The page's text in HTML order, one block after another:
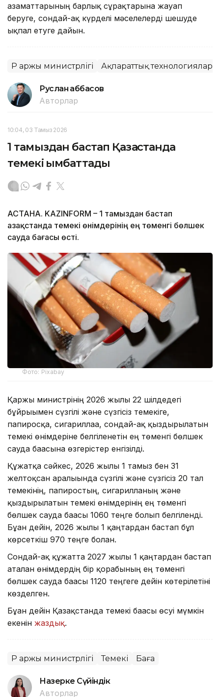
азаматтарының барлық сұрақтарына жауап
беруге, сондай-ақ күрделі мәселелерді шешуде
ықпал етуге дайын.
ҚР Қаржы министрлігі Ақпараттық технологиялар
Руслан Ғаббасов
Авторлар
10:04, 03 Тамыз 2026
1 тамыздан бастап Қазақстанда
темекі қымбаттады
АСТАНА. KAZINFORM – 1 тамыздан бастап
Қазақстанда темекі өнімдерінің ең төменгі бөлшек
сауда бағасы өсті.
Фото: Pixabay
Қаржы министрінің 2026 жылғы 22 шілдедегі
бұйрығымен сүзгілі және сүзгісіз темекіге,
папиросқа, сигариллаға, сондай-ақ қыздырылатын
темекі өнімдеріне белгіленетін ең төменгі бөлшек
сауда бағасына өзгерістер енгізілді.
Құжатқа сәйкес, 2026 жылғы 1 тамыз бен 31
желтоқсан аралығында сүзгілі және сүзгісіз 20 тал
темекінің, папиростың, сигарилланың және
қыздырылатын темекі өнімдерінің ең төменгі
бөлшек сауда бағасы 1060 теңге болып белгіленді.
Бұған дейін, 2026 жылғы 1 қаңтардан бастап бұл
көрсеткіш 970 теңге болған.
Сондай-ақ құжатта 2027 жылғы 1 қаңтардан бастап
аталған өнімдердің бір қорабының ең төменгі
бөлшек сауда бағасы 1120 теңгеге дейін көтерілетіні
көзделген.
Бұған дейін Қазақстанда темекі бағасы өсуі мүмкін
екенін жаздық.
ҚР Қаржы министрлігі Темекі Баға
Назерке Сүйіндік
Авторлар